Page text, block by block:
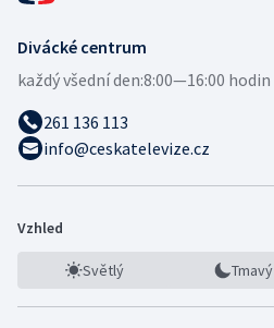
Divácké centrum
každý všední den:8:00—16:00 hodin
261 136 113
info@ceskatelevize.cz
Vzhled
Světlý Tmavý